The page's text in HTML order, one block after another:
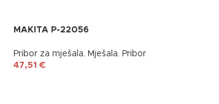
MAKITA P-22056
Pribor za mješala, Mješala, Pribor
47,51 €